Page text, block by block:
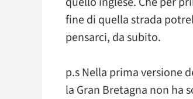
fine di quella strada
pensarci, da subito.
p.s Nella prima versione
la Gran Bretagna non